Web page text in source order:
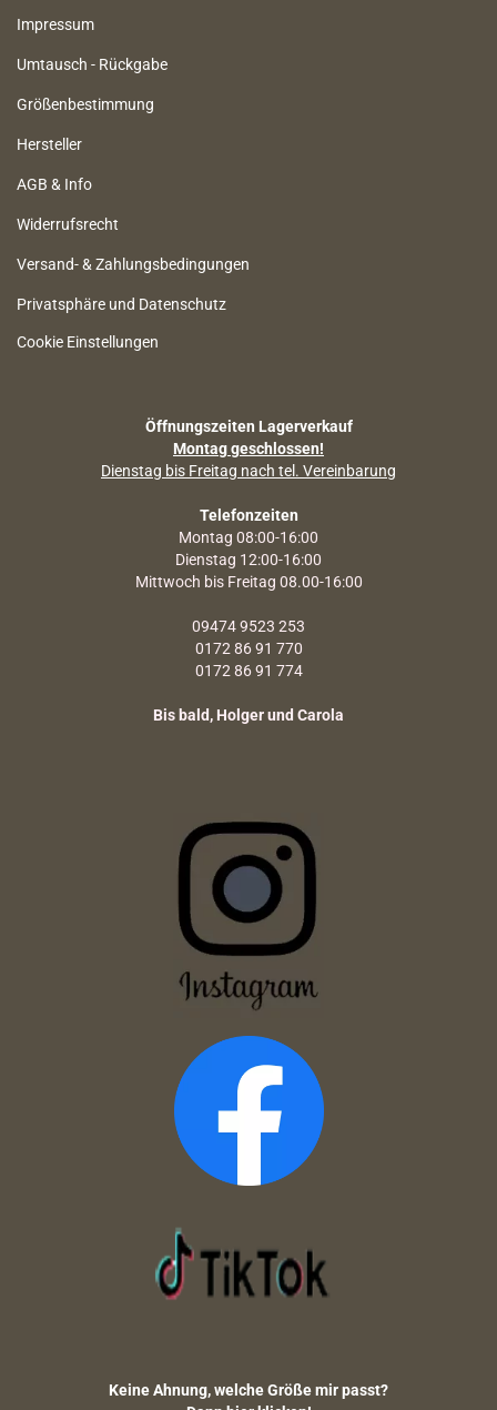
Impressum
Umtausch - Rückgabe
Größenbestimmung
Hersteller
AGB & Info
Widerrufsrecht
Versand- & Zahlungsbedingungen
Privatsphäre und Datenschutz
Cookie Einstellungen
Öffnungszeiten Lagerverkauf
Montag geschlossen!
Dienstag bis Freitag nach tel. Vereinbarung
Telefonzeiten
Montag 08:00-16:00
Dienstag 12:00-16:00
Mittwoch bis Freitag 08.00-16:00
09474 9523 253
0172 86 91 770
0172 86 91 774
Bis bald, Holger und Carola
Keine Ahnung, welche Größe mir passt?